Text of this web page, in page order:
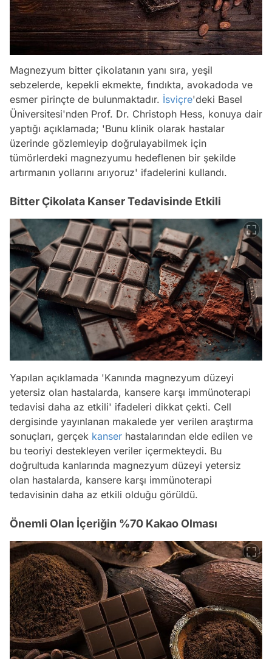
Magnezyum bitter çikolatanın yanı sıra, yeşil
sebzelerde, kepekli ekmekte, fındıkta, avokadoda ve
esmer pirinçte de bulunmaktadır. İsviçre'deki Basel
Üniversitesi'nden Prof. Dr. Christoph Hess, konuya dair
yaptığı açıklamada; 'Bunu klinik olarak hastalar
üzerinde gözlemleyip doğrulayabilmek için
tümörlerdeki magnezyumu hedeflenen bir şekilde
artırmanın yollarını arıyoruz' ifadelerini kullandı.
Bitter Çikolata Kanser Tedavisinde Etkili
Yapılan açıklamada 'Kanında magnezyum düzeyi
yetersiz olan hastalarda, kansere karşı immünoterapi
tedavisi daha az etkili' ifadeleri dikkat çekti. Cell
dergisinde yayınlanan makalede yer verilen araştırma
sonuçları, gerçek kanser hastalarından elde edilen ve
bu teoriyi destekleyen veriler içermekteydi. Bu
doğrultuda kanlarında magnezyum düzeyi yetersiz
olan hastalarda, kansere karşı immünoterapi
tedavisinin daha az etkili olduğu görüldü.
Önemli Olan İçeriğin %70 Kakao Olması